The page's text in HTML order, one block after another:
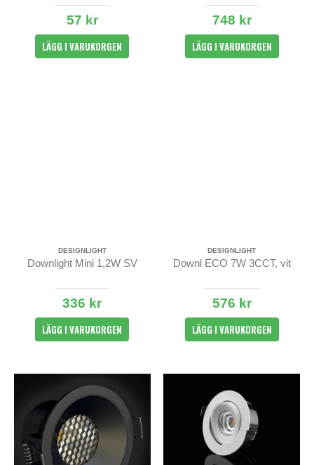
57 kr
LÄGG I VARUKORGEN
748 kr
LÄGG I VARUKORGEN
DESIGNLIGHT
Downlight Mini 1,2W SV
336 kr
LÄGG I VARUKORGEN
DESIGNLIGHT
Downl ECO 7W 3CCT, vit
576 kr
LÄGG I VARUKORGEN